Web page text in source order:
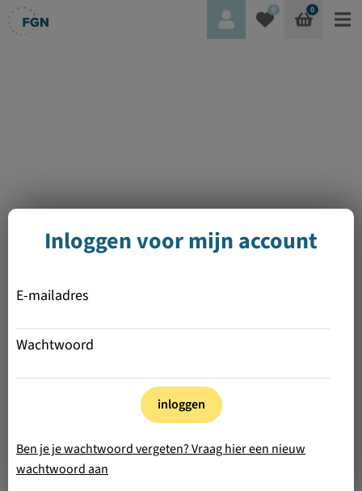
0 0
Inloggen voor mijn account
E-mailadres
Wachtwoord
inloggen
Ben je je wachtwoord vergeten? Vraag hier een nieuw
wachtwoord aan